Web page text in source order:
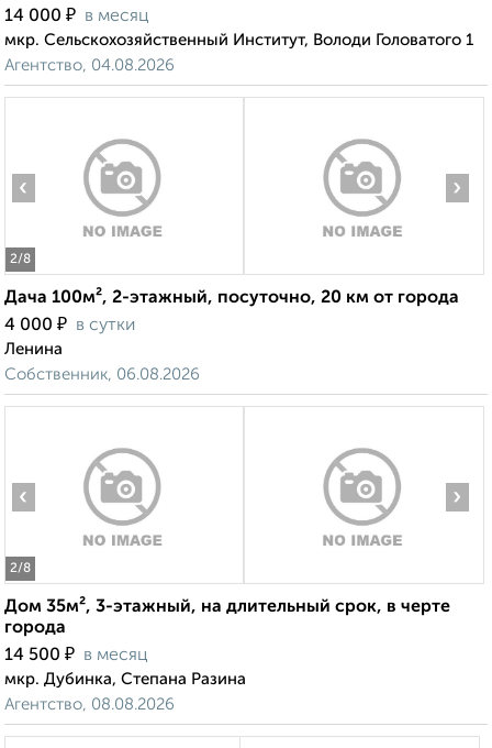
14 000 ₽ в месяц
мкр. Сельскохозяйственный Институт, Володи Головатого 1
Агентство, 04.08.2026
2/8
‹ ›
Дача 100м², 2-этажный, посуточно, 20 км от города
4 000 ₽ в сутки
Ленина
Собственник, 06.08.2026
2/8
‹ ›
Дом 35м², 3-этажный, на длительный срок, в черте
города
14 500 ₽ в месяц
мкр. Дубинка, Степана Разина
Агентство, 08.08.2026